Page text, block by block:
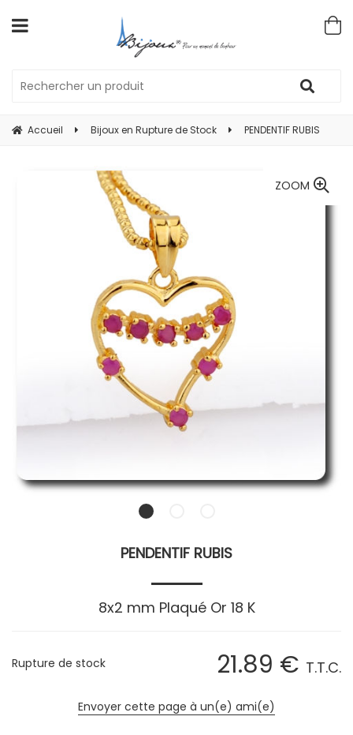
Accueil Bijoux en Rupture de Stock PENDENTIF RUBIS
ZOOM
PENDENTIF RUBIS
8x2 mm Plaqué Or 18 K
21.89 € T.T.C.
Rupture de stock
Envoyer cette page à un(e) ami(e)